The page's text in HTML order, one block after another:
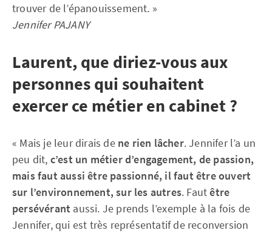
trouver de l’épanouissement. »
Jennifer PAJANY
Laurent, que diriez-vous aux
personnes qui souhaitent
exercer ce métier en cabinet ?
« Mais je leur dirais de ne rien lâcher. Jennifer l’a un
peu dit, c’est un métier d’engagement, de passion,
mais faut aussi être passionné, il faut être ouvert
sur l’environnement, sur les autres. Fautêtre
persévérant aussi. Je prends l’exemple à la fois de
Jennifer, qui est très représentatif de reconversion